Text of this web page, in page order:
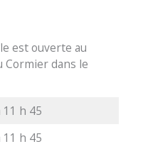
est ouverte au
Cormier dans le
11 h 45
11 h 45